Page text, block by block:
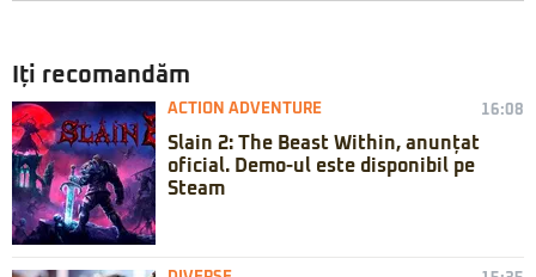
Iți recomandăm
ACTION ADVENTURE 16:08
Slain 2: The Beast Within, anunțat
oficial. Demo-ul este disponibil pe
Steam